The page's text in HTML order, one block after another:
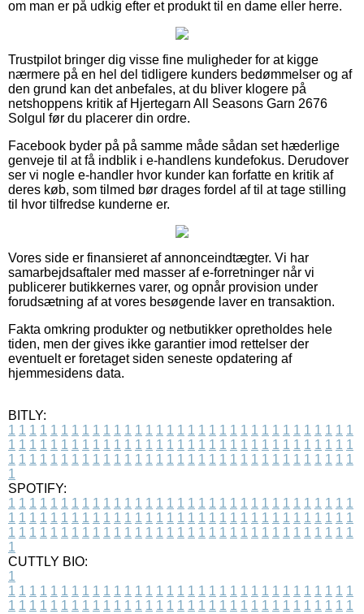
om man er på udkig efter et produkt til en dame eller herre.
Trustpilot bringer dig visse fine muligheder for at kigge
nærmere på en hel del tidligere kunders bedømmelser og af
den grund kan det anbefales, at du bliver klogere på
netshoppens kritik af Hjertegarn All Seasons Garn 2676
Solgul før du placerer din ordre.
Facebook byder på på samme måde sådan set hæderlige
genveje til at få indblik i e-handlens kundefokus. Derudover
ser vi nogle e-handler hvor kunder kan forfatte en kritik af
deres køb, som tilmed bør drages fordel af til at tage stilling
til hvor tilfredse kunderne er.
Vores side er finansieret af annonceindtægter. Vi har
samarbejdsaftaler med masser af e-forretninger når vi
publicerer butikkernes varer, og opnår provision under
forudsætning af at vores besøgende laver en transaktion.
Fakta omkring produkter og netbutikker opretholdes hele
tiden, men der gives ikke garantier imod rettelser der
eventuelt er foretaget siden seneste opdatering af
hjemmesidens data.
BITLY:
1 1 1 1 1 1 1 1 1 1 1 1 1 1 1 1 1 1 1 1 1 1 1 1 1 1 1 1 1 1 1 1 1
1 1 1 1 1 1 1 1 1 1 1 1 1 1 1 1 1 1 1 1 1 1 1 1 1 1 1 1 1 1 1 1 1
1 1 1 1 1 1 1 1 1 1 1 1 1 1 1 1 1 1 1 1 1 1 1 1 1 1 1 1 1 1 1 1 1
1
SPOTIFY:
1 1 1 1 1 1 1 1 1 1 1 1 1 1 1 1 1 1 1 1 1 1 1 1 1 1 1 1 1 1 1 1 1
1 1 1 1 1 1 1 1 1 1 1 1 1 1 1 1 1 1 1 1 1 1 1 1 1 1 1 1 1 1 1 1 1
1 1 1 1 1 1 1 1 1 1 1 1 1 1 1 1 1 1 1 1 1 1 1 1 1 1 1 1 1 1 1 1 1
1
CUTTLY BIO:
1
1 1 1 1 1 1 1 1 1 1 1 1 1 1 1 1 1 1 1 1 1 1 1 1 1 1 1 1 1 1 1 1 1
1 1 1 1 1 1 1 1 1 1 1 1 1 1 1 1 1 1 1 1 1 1 1 1 1 1 1 1 1 1 1 1 1